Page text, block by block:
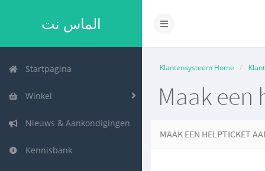
الماس نت
Navigatie
Startpagina
Winkel
Nieuws & Aankondigingen
Kennisbank
Klantensysteem Home
Maak een
MAAK EEN HELPTICKET